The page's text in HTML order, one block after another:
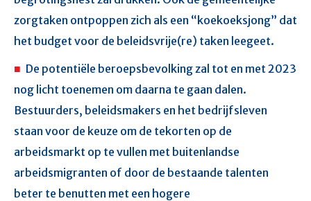
zorgtaken ontpoppen zich als een “koekoeksjong” dat
het budget voor de beleidsvrije(re) taken leegeet.
De potentiële beroepsbevolking zal tot en met 2023
nog licht toenemen om daarna te gaan dalen.
Bestuurders, beleidsmakers en het bedrijfsleven
staan voor de keuze om de tekorten op de
arbeidsmarkt op te vullen met buitenlandse
arbeidsmigranten of door de bestaande talenten
beter te benutten met een hogere